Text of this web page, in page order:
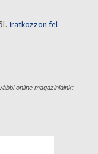
Iratkozzon fel
online magazinjaink: